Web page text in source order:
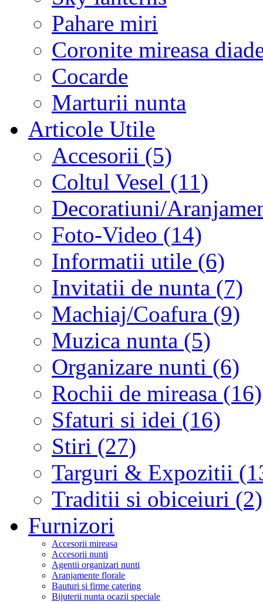
Pahare miri
Coronite mireasa
Cocarde
Marturii nunta
Articole Utile
Accesorii (5)
Coltul Vesel (11)
Decoratiuni/
Foto-Video (14)
Informatii utile (6)
Invitatii de nunta (7)
Machiaj/Coafura (9)
Muzica nunta (5)
Organizare nunti (6)
Rochii de mireasa (16)
Sfaturi si idei (16)
Stiri (27)
Targuri & Expozitii
Traditii si obiceiuri (2)
Furnizori
Accesorii mireasa
Accesorii nunti
Agentii organizari nunti
Aranjamente florale
Bauturi si firme catering
Bijuterii nunta ocazii speciale